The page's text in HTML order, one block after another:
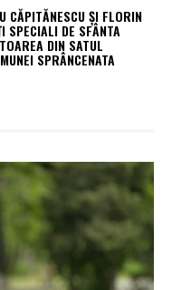
CĂPITĂNESCU ȘI FLORIN
SPECIALI DE SFÂNTA
DIN SATUL
SPRÂNCENATA